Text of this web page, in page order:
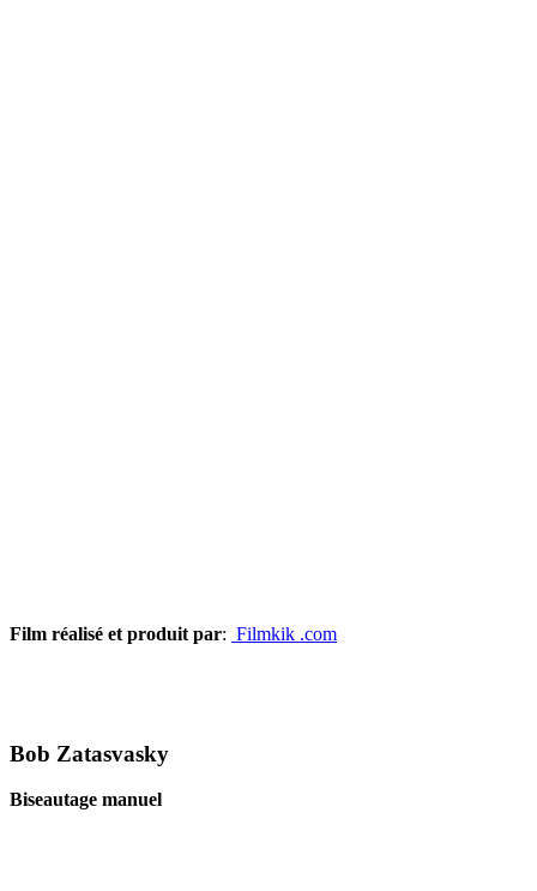
Film réalisé et produit par: Filmkik .com
Bob Zatasvasky
Biseautage manuel